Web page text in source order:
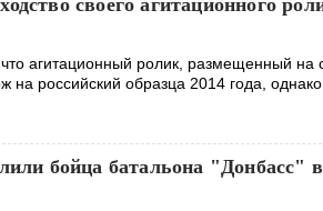
своего агитационного
агитационный ролик, размещенный на
на российский образца 2014 года,
бойца батальона "Донбасс"